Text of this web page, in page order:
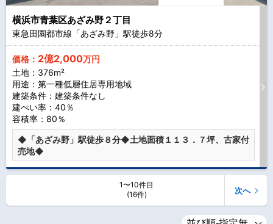
横浜市青葉区あざみ野２丁目
東急田園都市線「あざみ野」駅徒歩8分
価格： 2億2,000万円
土地：376m²
用途：第一種低層住居専用地域
建築条件： 建築条件なし
建ぺい率：40％
容積率：80％
◆「あざみ野」駅徒歩８分◆土地面積１１３．７坪、古家付
売地◆
1〜10件目
(16件)
次へ